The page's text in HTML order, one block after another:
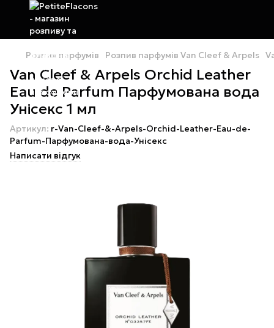
Розпив парфумів Розпив парфумів Van Cleef & Arpels
Van Cleef & Arpels Orchid Leather
Eau de Parfum Парфумована вода
Унісекс 1 мл
Артикул: r-Van-Cleef-&-Arpels-Orchid-Leather-Eau-de-
Parfum-Парфумована-вода-Унісекс
Написати відгук